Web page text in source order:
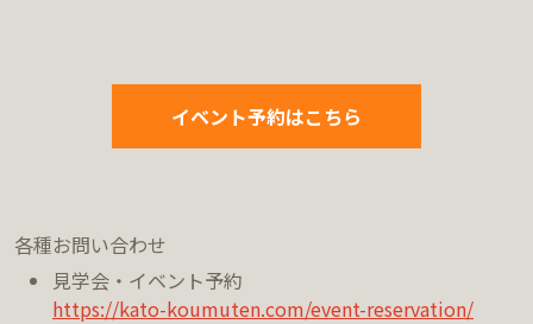
イベント予約はこちら
各種お問い合わせ
見学会・イベント予約
https://kato-koumuten.com/event-reservation/